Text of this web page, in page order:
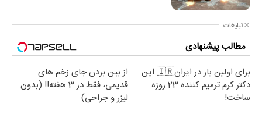
تبلیغات
مطالب پیشنهادی
برای اولین بار در ایران🇮🇷 این
دکتر کرم ترمیم کننده 23 روزه
ساخت!
از بین بردن جای زخم های
قدیمی، فقط در 3 هفته!! (بدون
لیزر و جراحی)